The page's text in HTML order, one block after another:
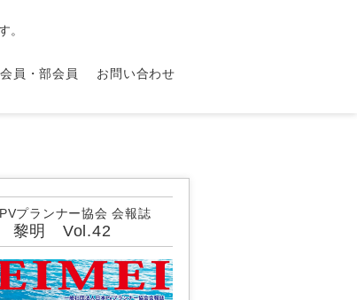
。
員・部会員 お問い合わせ
プランナー協会 会報誌
黎明 Vol.42